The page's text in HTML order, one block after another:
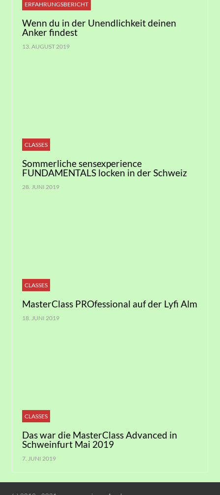
ERFAHRUNGSBERICHT
Wenn du in der Unendlichkeit deinen
Anker findest
13. AUGUST 2019
CLASSES
Sommerliche sensexperience
FUNDAMENTALS locken in der Schweiz
28. JUNI 2019
CLASSES
MasterClass PROfessional auf der Lyfi Alm
18. JUNI 2019
CLASSES
Das war die MasterClass Advanced in
Schweinfurt Mai 2019
7. JUNI 2019